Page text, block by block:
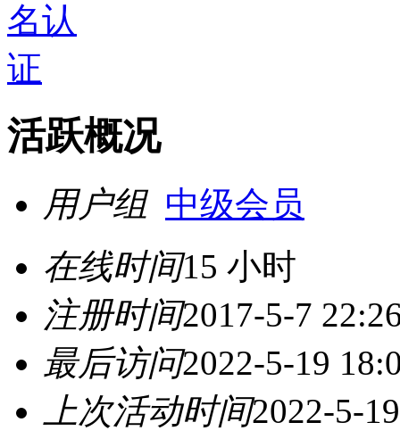
活跃概况
用户组 中级会员
在线时间15 小时
注册时间2017-5-7
最后访问2022-5-19
上次活动时间2022-5-